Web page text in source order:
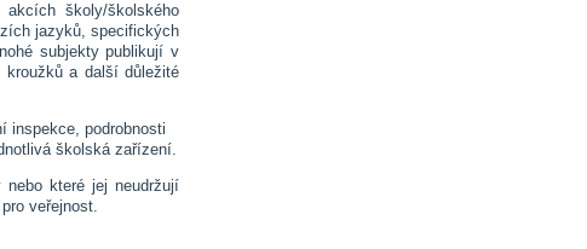
školy/školského
jazyků, specifických
subjekty publikují v
a další důležité
inspekce, podrobnosti
školská zařízení.
které jej neudržují
veřejnost.